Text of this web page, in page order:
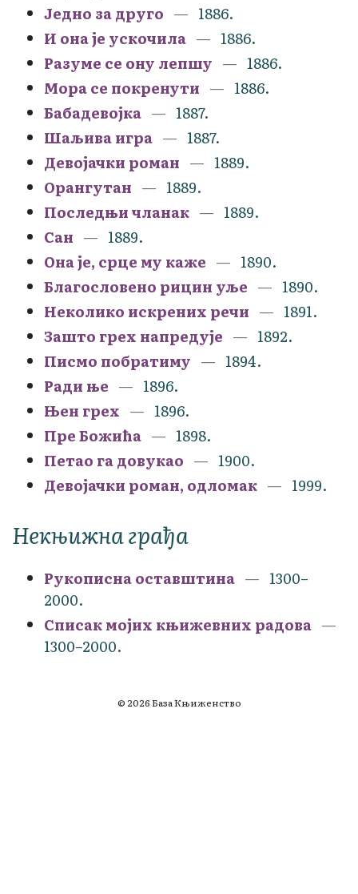
Једно за друго
1886.
И она је ускочила
1886.
Разуме се ону лепшу
1886.
Мора се покренути
1886.
Бабадевојка
1887.
Шаљива игра
1887.
Девојачки роман
1889.
Орангутан
1889.
Последњи чланак
1889.
Сан
1889.
Она је, срце му каже
1890.
Благословено рицин уље
1890.
Неколико искрених речи
1891.
Зашто грех напредује
1892.
Писмо побратиму
1894.
Ради ње
1896.
Њен грех
1896.
Пре Божића
1898.
Петао га довукао
1900.
Девојачки роман, одломак
1999.
Некњижна грађа
Рукописна оставштина
1300–
2000.
Списак мојих књижевних радова
1300–2000.
© 2026 База Књиженство